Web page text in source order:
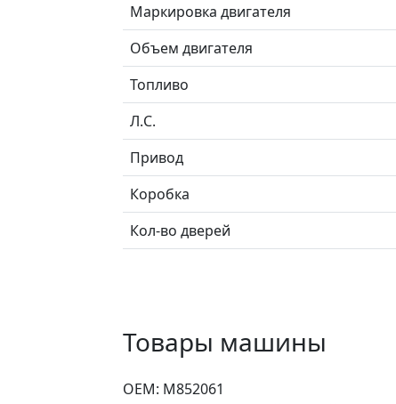
Маркировка двигателя
Объем двигателя
Топливо
Л.C.
Привод
Коробка
Кол-во дверей
Товары машины
ОЕМ: M852061